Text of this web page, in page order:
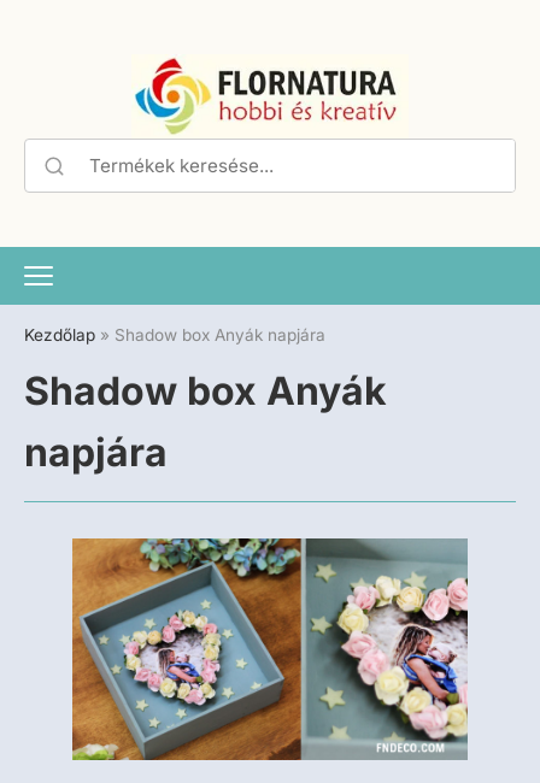
Kezdőlap » Shadow box Anyák napjára
Shadow box Anyák
napjára